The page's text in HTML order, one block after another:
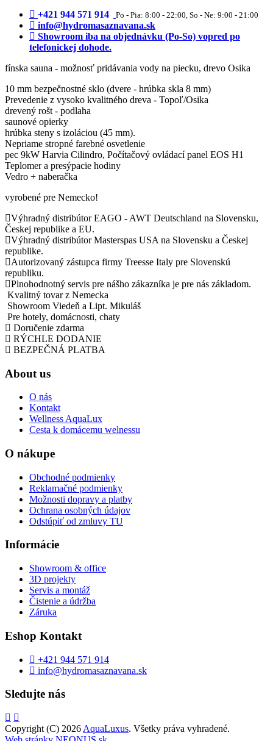
+421 944 571 914 Po - Pia: 8:00 - 22:00, So - Ne: 9:00 - 21:00
info@hydromasaznavana.sk
Showroom iba na objednávku (Po-So) vopred po
telefonickej dohode.
fínska sauna - možnosť pridávania vody na piecku, drevo Osika
10 mm bezpečnostné sklo (dvere - hrúbka skla 8 mm)
Prevedenie z vysoko kvalitného dreva - Topoľ/Osika
drevený rošt - podlaha
saunové opierky
hrúbka steny s izoláciou (45 mm).
Nepriame stropné farebné osvetlenie
pec 9kW Harvia Cilindro, Počítačový ovládací panel EOS H1
Teplomer a presýpacie hodiny
Vedro + naberačka
vyrobené pre Nemecko!
Výhradný distribútor EAGO - AWT Deutschland na Slovensku,
Českej republike a EU.
Výhradný distribútor Masterspas USA na Slovensku a Českej
republike.
Autorizovaný zástupca firmy Treesse Italy pre Slovenskú
republiku.
Plnohodnotný servis pre nášho zákazníka je pre nás základom.
Kvalitný tovar z Nemecka
Showroom Viedeň a Lipt. Mikuláš
Pre hotely, domácnosti, chaty
Doručenie zdarma
RÝCHLE DODANIE
BEZPEČNÁ PLATBA
About us
O nás
Kontakt
Wellness AquaLux
Cesta k domácemu welnessu
O nákupe
Obchodné podmienky
Reklamačné podmienky
Možnosti dopravy a platby
Ochrana osobných údajov
Odstúpiť od zmluvy TU
Informácie
Showroom & office
3D projekty
Servis a montáž
Čistenie a údržba
Záruka
Eshop Kontakt
+421 944 571 914
info@hydromasaznavana.sk
Sledujte nás
Copyright (C) 2026 AquaLuxus. Všetky práva vyhradené.